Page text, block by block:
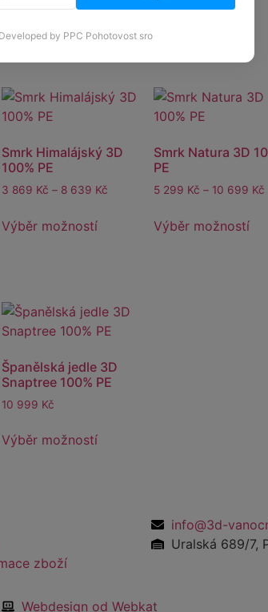
5 699Kč – 10 349Kč
Výběr možností
Výběr možností
Smrk Himalájský 3D
100% PE
3 869 Kč – 8 639 Kč
Výběr možností
Smrk Natura 3D
PE
5 299 Kč – 10 699 Kč
Výběr možností
Španělská jedle 3D
Snaptree 100% PE
10 999 Kč
Výběr možností
zboží
info@3d-
Uralská 689/7,
Webdesign od Webkat
Developed by PPC Pohotovost sro